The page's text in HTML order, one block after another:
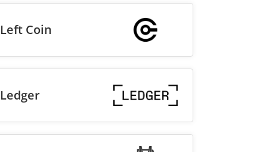
Left Coin
Ledger